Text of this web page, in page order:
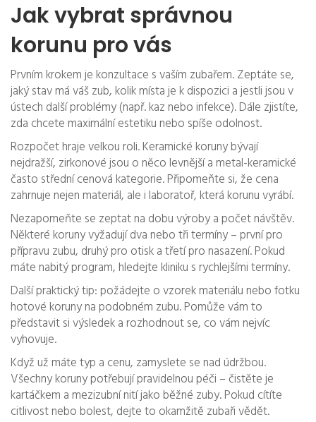
Jak vybrat správnou
korunu pro vás
Prvním krokem je konzultace s vaším zubařem. Zeptáte se,
jaký stav má váš zub, kolik místa je k dispozici a jestli jsou v
ústech další problémy (např. kaz nebo infekce). Dále zjistíte,
zda chcete maximální estetiku nebo spíše odolnost.
Rozpočet hraje velkou roli. Keramické koruny bývají
nejdražší, zirkonové jsou o něco levnější a metal-keramické
často střední cenová kategorie. Připomeňte si, že cena
zahrnuje nejen materiál, ale i laboratoř, která korunu vyrábí.
Nezapomeňte se zeptat na dobu výroby a počet návštěv.
Některé koruny vyžadují dva nebo tři termíny – první pro
přípravu zubu, druhý pro otisk a třetí pro nasazení. Pokud
máte nabitý program, hledejte kliniku s rychlejšími termíny.
Další praktický tip: požádejte o vzorek materiálu nebo fotku
hotové koruny na podobném zubu. Pomůže vám to
představit si výsledek a rozhodnout se, co vám nejvíc
vyhovuje.
Když už máte typ a cenu, zamyslete se nad údržbou.
Všechny koruny potřebují pravidelnou péči – čistěte je
kartáčkem a mezizubní nití jako běžné zuby. Pokud cítíte
citlivost nebo bolest, dejte to okamžitě zubaři vědět.